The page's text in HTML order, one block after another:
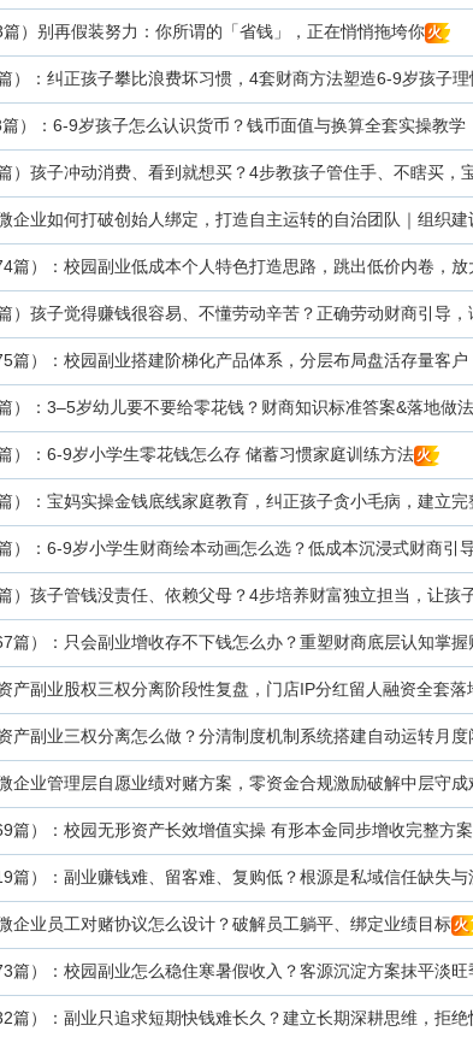
）别再假装努力：你所谓的「省钱」，正在悄悄拖垮你 火
）：纠正孩子攀比浪费坏习惯，4套财商方法塑造6-9岁孩子
篇）：6-9岁孩子怎么认识货币？钱币面值与换算全套实操教学
）孩子冲动消费、看到就想买？4步教孩子管住手、不瞎买，
企业如何打破创始人绑定，打造自主运转的自治团队｜组织建
篇）：校园副业低成本个人特色打造思路，跳出低价内卷，
）孩子觉得赚钱很容易、不懂劳动辛苦？正确劳动财商引导
篇）：校园副业搭建阶梯化产品体系，分层布局盘活存量客
）：3–5岁幼儿要不要给零花钱？财商知识标准答案&落地做法
）：6‑9岁小学生零花钱怎么存 储蓄习惯家庭训练方法 火
）：宝妈实操金钱底线家庭教育，纠正孩子贪小毛病，建立完
）：6-9岁小学生财商绘本动画怎么选？低成本沉浸式财商引
）孩子管钱没责任、依赖父母？4步培养财富独立担当，让孩
篇）：只会副业增收存不下钱怎么办？重塑财商底层认知掌
产副业股权三权分离阶段性复盘，门店IP分红留人融资全套落
产副业三权分离怎么做？分清制度机制系统搭建自动运转月度
企业管理层自愿业绩对赌方案，零资金合规激励破解中层守成
篇）：校园无形资产长效增值实操 有形本金同步增收完整方案
篇）：副业赚钱难、留客难、复购低？根源是私域信任缺失
企业员工对赌协议怎么设计？破解员工躺平、绑定业绩目标 火
篇）：校园副业怎么稳住寒暑假收入？客源沉淀方案抹平淡
篇）：副业只追求短期快钱难长久？建立长期深耕思维，拒